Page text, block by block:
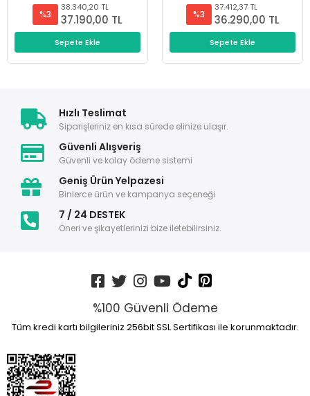
%3
38.340,20 TL
37.190,00 TL
Sepete Ekle
%3
37.412,37 TL
36.290,00 TL
Sepete Ekle
Hızlı Teslimat
Siparişleriniz en kısa sürede elinize ulaşır.
Güvenli Alışveriş
Güvenli ve kolay ödeme sistemi
Geniş Ürün Yelpazesi
Binlerce ürün ve kampanya seçeneği
7 / 24 DESTEK
Öneri ve şikayetlerinizi bize iletebilirsiniz.
%100 Güvenli Ödeme
Tüm kredi kartı bilgileriniz 256bit SSL Sertifikası ile korunmaktadır.